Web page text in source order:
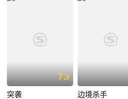
7.9
突袭 边境杀手